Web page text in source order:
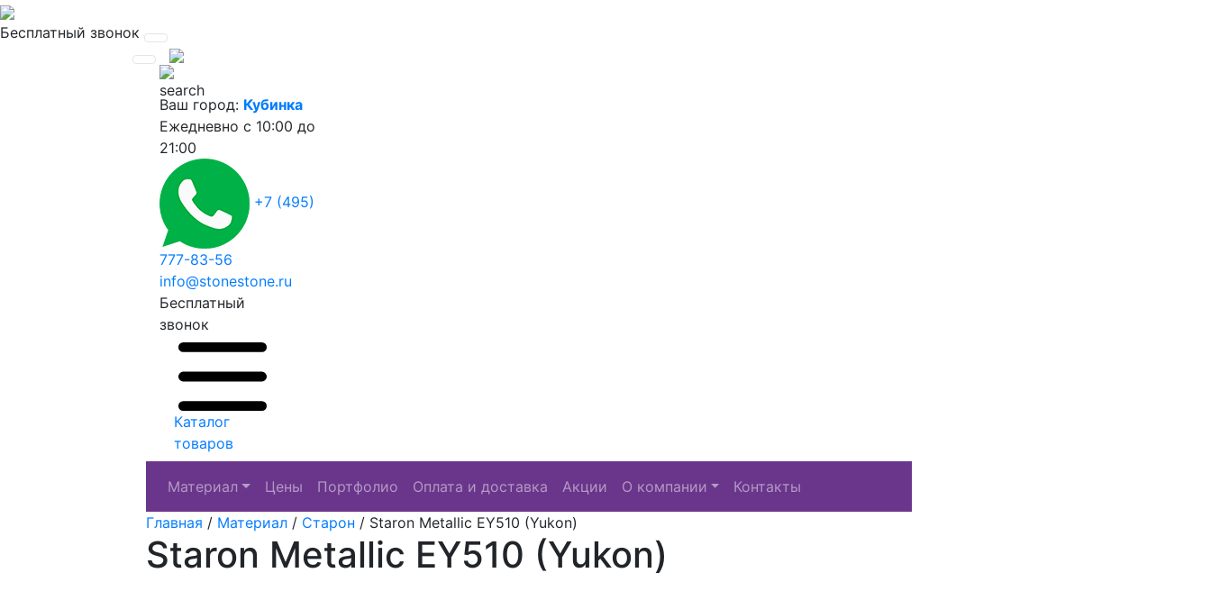
Бесплатный звонок
Ваш город: Кубинка
Ежедневно с 10:00 до
21:00
+7 (495)
777-83-56
info@stonestone.ru
Бесплатный
звонок
Каталог
товаров
Материал Цены Портфолио Оплата и доставка Акции О компании
Контакты
Главная / Материал / Старон / Staron Metallic EY510 (Yukon)
Staron Metallic EY510 (Yukon)